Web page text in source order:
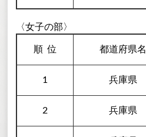
〈女子の部〉
順 位 都道府県名
1 兵庫県
2 兵庫県